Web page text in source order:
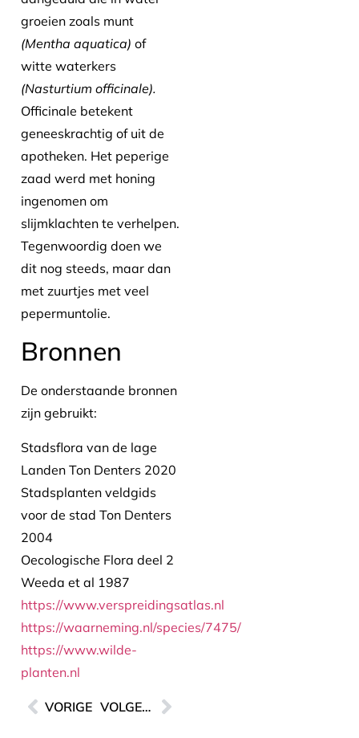
groeien zoals munt
(Mentha aquatica) of
witte waterkers
(Nasturtium officinale).
Officinale betekent
geneeskrachtig of uit de
apotheken. Het peperige
zaad werd met honing
ingenomen om
slijmklachten te verhelpen.
Tegenwoordig doen we
dit nog steeds, maar dan
met zuurtjes met veel
pepermuntolie.
Bronnen
De onderstaande bronnen
zijn gebruikt:
Stadsflora van de lage
Landen Ton Denters 2020
Stadsplanten veldgids
voor de stad Ton Denters
2004
Oecologische Flora deel 2
Weeda et al 1987
https://www.verspreidingsatlas.nl
https://waarneming.nl/species/7475/
https://www.wilde-
planten.nl
VORIGE VOLGENDE